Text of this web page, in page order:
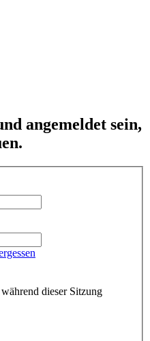
angemeldet sein,
dieser Sitzung